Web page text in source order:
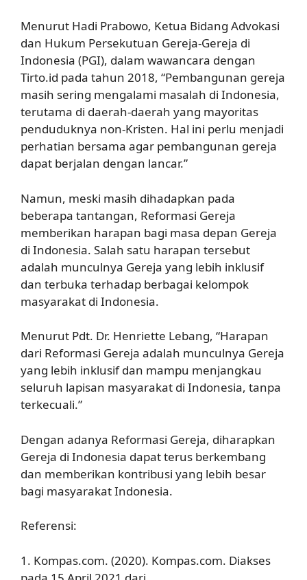
Menurut Hadi Prabowo, Ketua Bidang Advokasi
dan Hukum Persekutuan Gereja-Gereja di
Indonesia (PGI), dalam wawancara dengan
Tirto.id pada tahun 2018, “Pembangunan gereja
masih sering mengalami masalah di Indonesia,
terutama di daerah-daerah yang mayoritas
penduduknya non-Kristen. Hal ini perlu menjadi
perhatian bersama agar pembangunan gereja
dapat berjalan dengan lancar.”
Namun, meski masih dihadapkan pada
beberapa tantangan, Reformasi Gereja
memberikan harapan bagi masa depan Gereja
di Indonesia. Salah satu harapan tersebut
adalah munculnya Gereja yang lebih inklusif
dan terbuka terhadap berbagai kelompok
masyarakat di Indonesia.
Menurut Pdt. Dr. Henriette Lebang, “Harapan
dari Reformasi Gereja adalah munculnya Gereja
yang lebih inklusif dan mampu menjangkau
seluruh lapisan masyarakat di Indonesia, tanpa
terkecuali.”
Dengan adanya Reformasi Gereja, diharapkan
Gereja di Indonesia dapat terus berkembang
dan memberikan kontribusi yang lebih besar
bagi masyarakat Indonesia.
Referensi:
1. Kompas.com. (2020). Kompas.com. Diakses